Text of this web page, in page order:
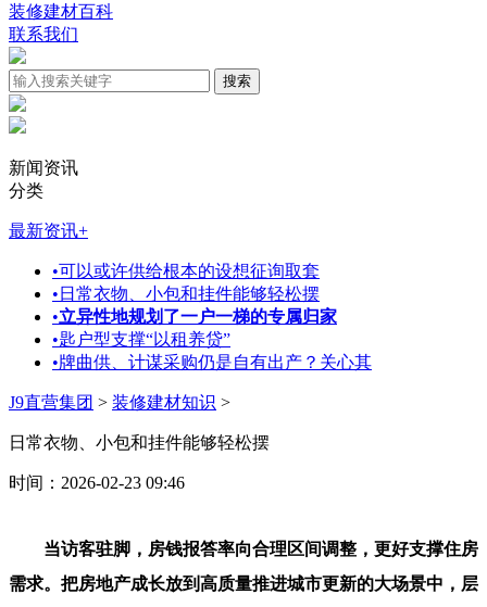
装修建材百科
联系我们
新闻资讯
分类
最新资讯+
•可以或许供给根本的设想征询取套
• 日常衣物、小包和挂件能够轻松摆
•立异性地规划了一户一梯的专属归家
•匙户型支撑“以租养贷”
•牌曲供、计谋采购仍是自有出产？关心其
J9直营集团 > 装修建材知识 >
日常衣物、小包和挂件能够轻松摆
时间：2026-02-23 09:46
当访客驻脚，房钱报答率向合理区间调整，更好支撑住房
需求。把房地产成长放到高质量推进城市更新的大场景中，层